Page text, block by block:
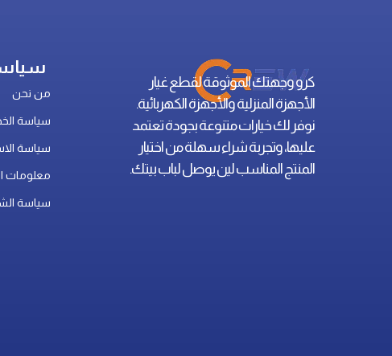
كرو وجهتك الموثوقة لقطع غيار
الأجهزة المنزلية والأجهزة الكهربائية.
نوفر لك خيارات متنوعة بجودة تعتمد
عليها، وتجربة شراء سهلة من اختيار
المنتج المناسب لين يوصل لباب بيتك.
من نحن
سياسة
سياسة
معلومات
سياسة